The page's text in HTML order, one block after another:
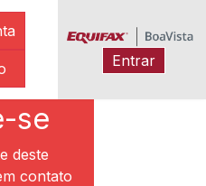
Entrar
se
deste
contato